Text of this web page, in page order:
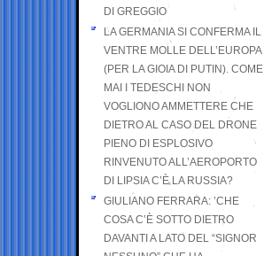
DI GREGGIO
LA GERMANIA SI CONFERMA IL
VENTRE MOLLE DELL’EUROPA
(PER LA GIOIA DI PUTIN). COME
MAI I TEDESCHI NON
VOGLIONO AMMETTERE CHE
DIETRO AL CASO DEL DRONE
PIENO DI ESPLOSIVO
RINVENUTO ALL’AEROPORTO
DI LIPSIA C’È LA RUSSIA?
GIULIANO FERRARA: ’CHE
COSA C’È SOTTO DIETRO
DAVANTI A LATO DEL “SIGNOR